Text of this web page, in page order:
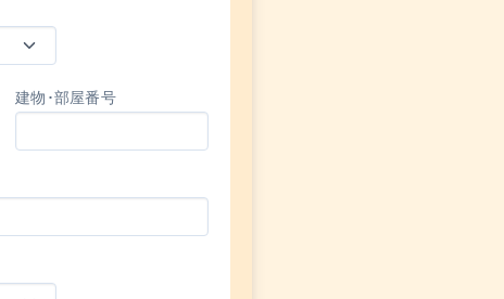
建物･部屋番号